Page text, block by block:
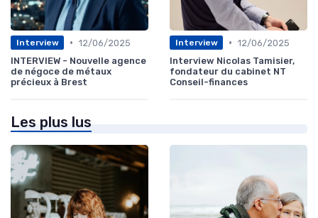
Interview • 12/06/2025
INTERVIEW - Nouvelle agence
de négoce de métaux
précieux à Brest
Interview • 12/06/2025
Interview Nicolas Tamisier,
fondateur du cabinet NT
Conseil-finances
Les plus lus